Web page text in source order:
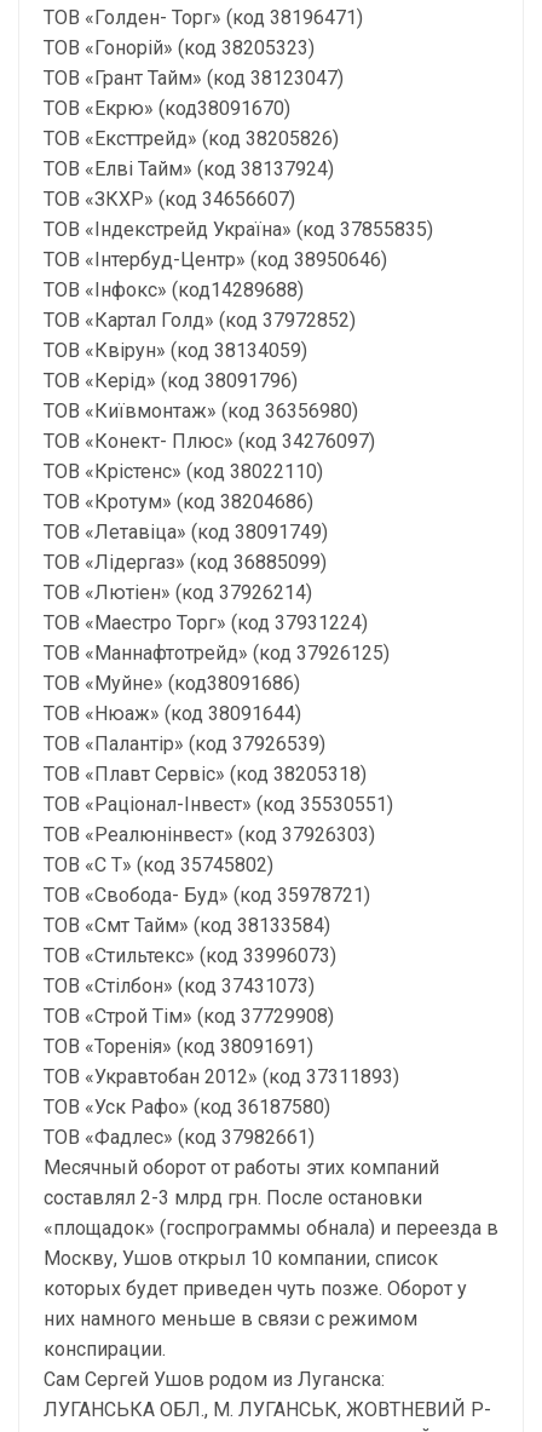
ТОВ «Голден- Торг» (код 38196471)
ТОВ «Гонорій» (код 38205323)
ТОВ «Грант Тайм» (код 38123047)
ТОВ «Екрю» (код38091670)
ТОВ «Ексттрейд» (код 38205826)
ТОВ «Елві Тайм» (код 38137924)
ТОВ «ЗКХР» (код 34656607)
ТОВ «Індекстрейд Україна» (код 37855835)
ТОВ «Інтербуд-Центр» (код 38950646)
ТОВ «Інфокс» (код14289688)
ТОВ «Картал Голд» (код 37972852)
ТОВ «Квірун» (код 38134059)
ТОВ «Керід» (код 38091796)
ТОВ «Київмонтаж» (код 36356980)
ТОВ «Конект- Плюс» (код 34276097)
ТОВ «Крістенс» (код 38022110)
ТОВ «Кротум» (код 38204686)
ТОВ «Летавіца» (код 38091749)
ТОВ «Лідергаз» (код 36885099)
ТОВ «Лютіен» (код 37926214)
ТОВ «Маестро Торг» (код 37931224)
ТОВ «Маннафтотрейд» (код 37926125)
ТОВ «Муйне» (код38091686)
ТОВ «Нюаж» (код 38091644)
ТОВ «Палантір» (код 37926539)
ТОВ «Плавт Сервіс» (код 38205318)
ТОВ «Раціонал-Інвест» (код 35530551)
ТОВ «Реалюнінвест» (код 37926303)
ТОВ «С Т» (код 35745802)
ТОВ «Свобода- Буд» (код 35978721)
ТОВ «Смт Тайм» (код 38133584)
ТОВ «Стильтекс» (код 33996073)
ТОВ «Стілбон» (код 37431073)
ТОВ «Строй Тім» (код 37729908)
ТОВ «Торенія» (код 38091691)
ТОВ «Укравтобан 2012» (код 37311893)
ТОВ «Уск Рафо» (код 36187580)
ТОВ «Фадлес» (код 37982661)
Месячный оборот от работы этих компаний
составлял 2-3 млрд грн. После остановки
«площадок» (госпрограммы обнала) и переезда в
Москву, Ушов открыл 10 компании, список
которых будет приведен чуть позже. Оборот у
них намного меньше в связи с режимом
конспирации.
Сам Сергей Ушов родом из Луганска:
ЛУГАНСЬКА ОБЛ., М. ЛУГАНСЬК, ЖОВТНЕВИЙ Р-